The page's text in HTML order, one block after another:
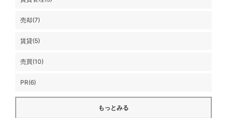
売却(7)
賃貸(5)
売買(10)
PR(6)
もっとみる